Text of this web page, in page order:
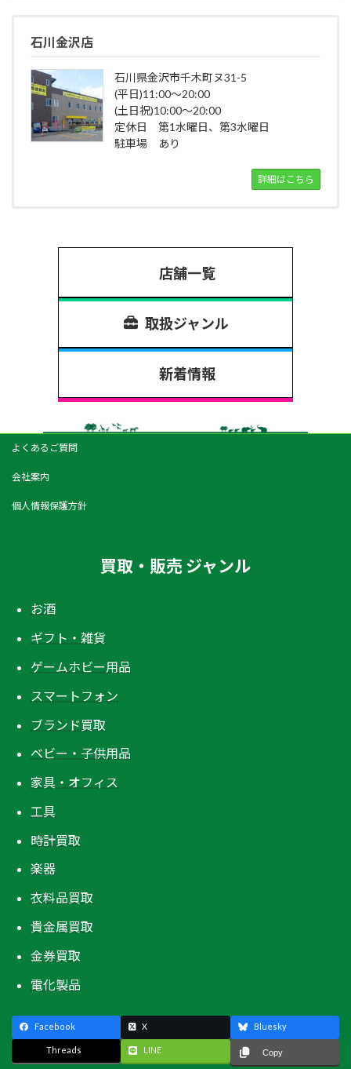
石川金沢店
石川県金沢市千木町ヌ31-5
(平日)11:00～20:00
(土日祝)10:00～20:00
定休日 第1水曜日、第3水曜日
駐車場 あり
詳細はこちら
店舗一覧
取扱ジャンル
新着情報
よくあるご質問
会社案内
個人情報保護方針
買取・販売 ジャンル
お酒
ギフト・雑貨
ゲームホビー用品
スマートフォン
ブランド買取
ベビー・子供用品
家具・オフィス
工具
時計買取
楽器
衣料品買取
貴金属買取
金券買取
電化製品
Facebook X Bluesky
Threads LINE Copy